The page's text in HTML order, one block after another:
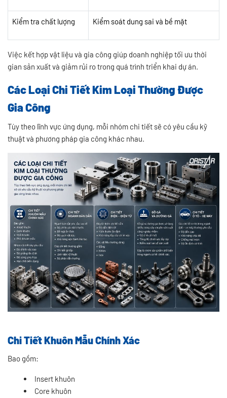
Kiểm tra chất lượng Kiểm soát dung sai và bề mặt
Việc kết hợp vật liệu và gia công giúp doanh nghiệp tối ưu thời
gian sản xuất và giảm rủi ro trong quá trình triển khai dự án.
Các Loại Chi Tiết Kim Loại Thường Được
Gia Công
Tùy theo lĩnh vực ứng dụng, mỗi nhóm chi tiết sẽ có yêu cầu kỹ
thuật và phương pháp gia công khác nhau.
Chi Tiết Khuôn Mẫu Chính Xác
Bao gồm:
Insert khuôn
Core khuôn